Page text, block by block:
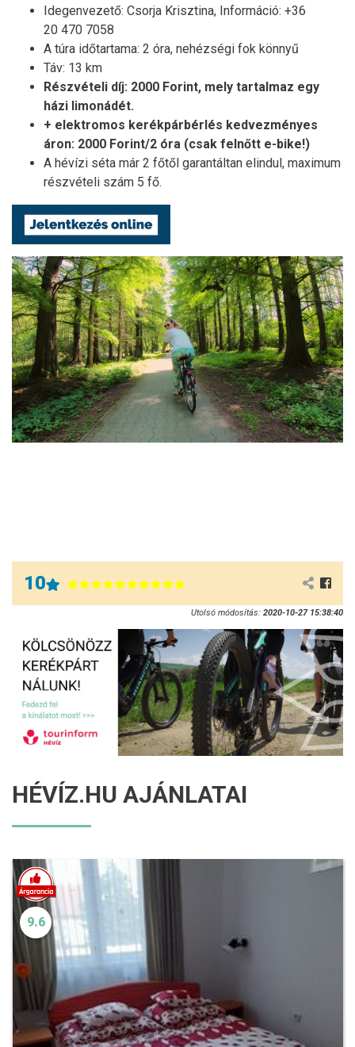
Idegenvezető: Csorja Krisztina, Információ: +36
20 470 7058
A túra időtartama: 2 óra, nehézségi fok könnyű
Táv: 13 km
Részvételi díj: 2000 Forint, mely tartalmaz egy
házi limonádét.
+ elektromos kerékpárbérlés kedvezményes
áron: 2000 Forint/2 óra (csak felnőtt e-bike!)
A hévízi séta már 2 főtől garantáltan elindul, maximum
részvételi szám 5 fő.
10
Utolsó módosítás: 2020-10-27 15:38:40
HÉVÍZ.HU AJÁNLATAI
9.6